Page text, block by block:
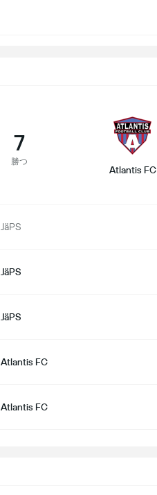
7
勝つ
Atlantis FC
JäPS
JäPS
JäPS
Atlantis FC
Atlantis FC